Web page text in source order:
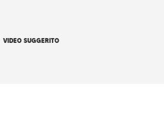
VIDEO SUGGERITO